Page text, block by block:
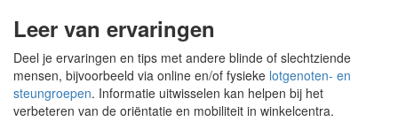
Leer van ervaringen
Deel je ervaringen en tips met andere blinde of slechtziende
mensen, bijvoorbeeld via online en/of fysieke lotgenoten- en
steungroepen. Informatie uitwisselen kan helpen bij het
verbeteren van de oriëntatie en mobiliteit in winkelcentra.